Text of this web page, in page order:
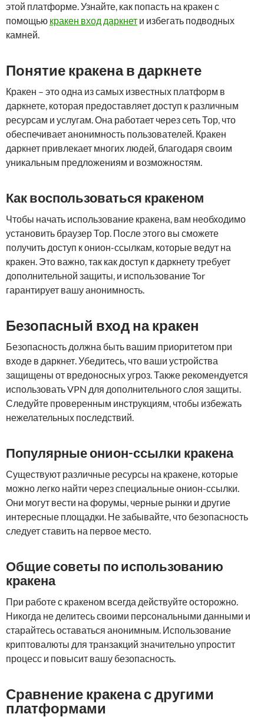
этой платформе. Узнайте, как попасть на кракен с
помощью кракен вход даркнет и избегать подводных
камней.
Понятие кракена в даркнете
Кракен – это одна из самых известных платформ в
даркнете, которая предоставляет доступ к различным
ресурсам и услугам. Она работает через сеть Тор, что
обеспечивает анонимность пользователей. Кракен
даркнет привлекает многих людей, благодаря своим
уникальным предложениям и возможностям.
Как воспользоваться кракеном
Чтобы начать использование кракена, вам необходимо
установить браузер Тор. После этого вы сможете
получить доступ к онион-ссылкам, которые ведут на
кракен. Это важно, так как доступ к даркнету требует
дополнительной защиты, и использование Tor
гарантирует вашу анонимность.
Безопасный вход на кракен
Безопасность должна быть вашим приоритетом при
входе в даркнет. Убедитесь, что ваши устройства
защищены от вредоносных угроз. Также рекомендуется
использовать VPN для дополнительного слоя защиты.
Следуйте проверенным инструкциям, чтобы избежать
нежелательных последствий.
Популярные онион-ссылки кракена
Существуют различные ресурсы на кракене, которые
можно легко найти через специальные онион-ссылки.
Они могут вести на форумы, черные рынки и другие
интересные площадки. Не забывайте, что безопасность
следует ставить на первое место.
Общие советы по использованию
кракена
При работе с кракеном всегда действуйте осторожно.
Никогда не делитесь своими персональными данными и
старайтесь оставаться анонимным. Использование
криптовалюты для транзакций значительно упростит
процесс и повысит вашу безопасность.
Сравнение кракена с другими
платформами